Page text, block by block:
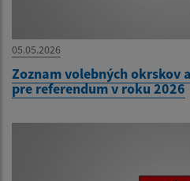
05.05.2026
Zoznam volebných okrskov
pre referendum v roku 2026